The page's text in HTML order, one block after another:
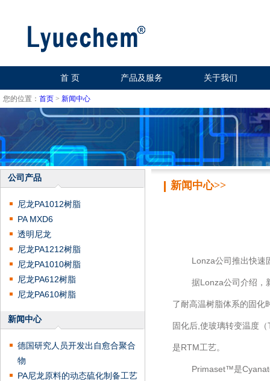
首 页 产品及服务 关于我们
您的位置： 首页 > 新闻中心
公司产品
尼龙PA1012树脂
PA MXD6
透明尼龙
尼龙PA1212树脂
尼龙PA1010树脂
尼龙PA612树脂
尼龙PA610树脂
新闻中心
德国研究人员开发出自愈合聚合
物
PA尼龙原料的动态硫化制备工艺
新闻中心>>
Lonza公司推出快速固
据Lonza公司介绍，新
了耐高温树脂体系的固化
固化后,使玻璃转变温度
是RTM工艺。
Primaset™是Cyanate